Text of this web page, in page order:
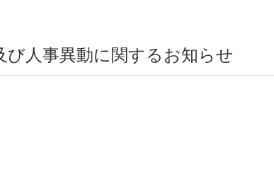
び人事異動に関するお知らせ